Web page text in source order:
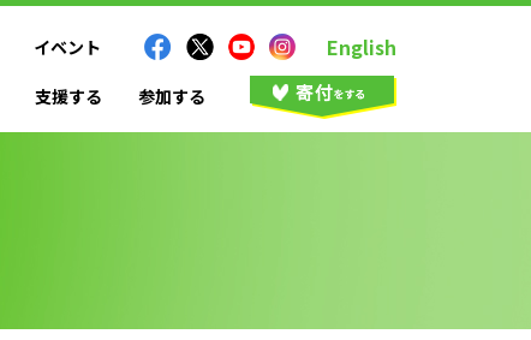
支援する 参加する
イベント English